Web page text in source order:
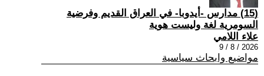
(15) مدارس -أيدوبا- في العراق القديم وفرضية
السومرية لغة وليست هوية
علاء اللامي
2026 / 8 / 9
مواضيع وابحاث سياسية